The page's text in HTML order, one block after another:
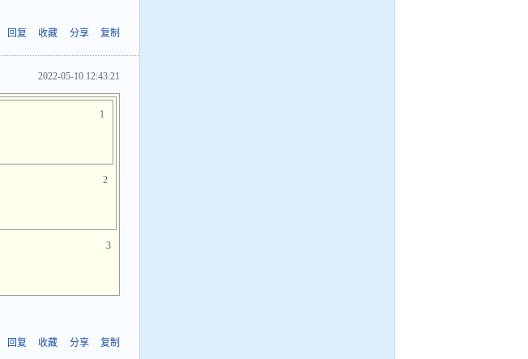
回复 收藏 分享 复制
2022-05-10 12:43:21
1
2
3
回复 收藏 分享 复制